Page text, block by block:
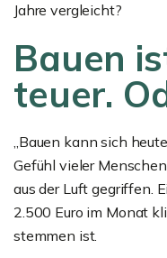
Jahre vergleicht?
Bauen
teuer.
„Bauen kann sich
Gefühl vieler
aus der Luft gegriffen.
2.500 Euro im Monat
stemmen ist.